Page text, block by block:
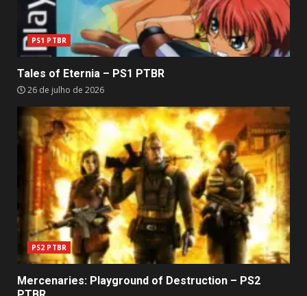
PS1 PTBR
Tales of Eternia – PS1 PTBR
26 de julho de 2026
PS2 PTBR
Mercenaries: Playground of Destruction – PS2